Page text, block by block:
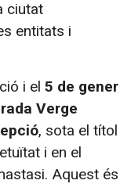
ciutat
entitats i
i el 5 de gener
Verge
, sota el títol
i en el
Aquest és